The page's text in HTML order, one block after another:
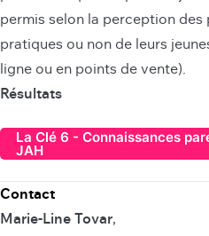
permis selon la perception des
pratiques ou non de leurs
ligne ou en points de vente).
Résultats
La Clé 6 - Connaissances
JAH
Contact
Marie-Line Tovar,